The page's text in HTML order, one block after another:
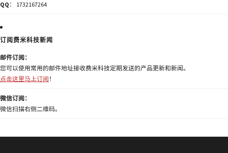
QQ ： 1732167264
订阅费米科技新闻
邮件订阅：
您可以使用常用的邮件地址接收费米科技定期发送的产品更新和新闻。
点击这里马上订阅 ！
微信订阅：
微信扫描右侧二维码。